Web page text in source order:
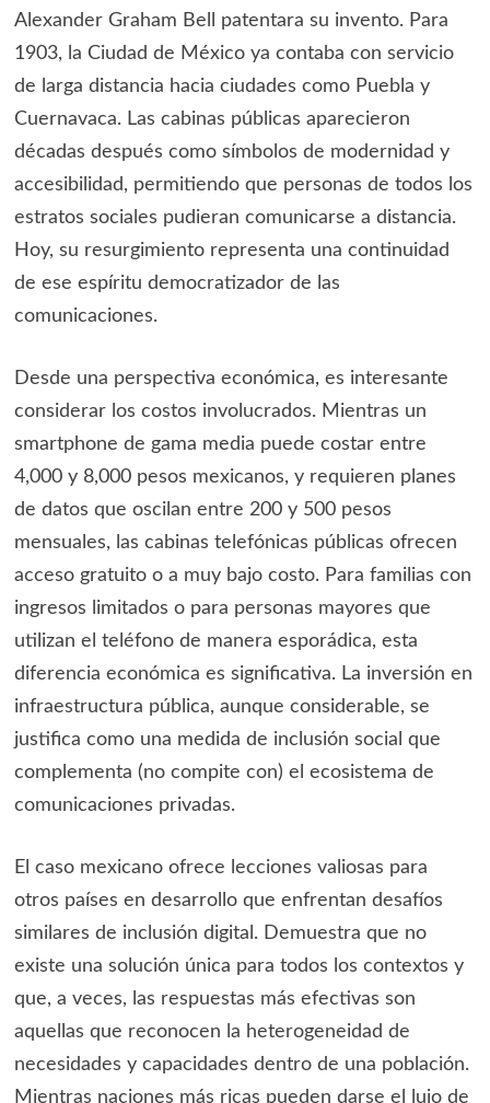
Alexander Graham Bell patentara su invento. Para
1903, la Ciudad de México ya contaba con servicio
de larga distancia hacia ciudades como Puebla y
Cuernavaca. Las cabinas públicas aparecieron
décadas después como símbolos de modernidad y
accesibilidad, permitiendo que personas de todos los
estratos sociales pudieran comunicarse a distancia.
Hoy, su resurgimiento representa una continuidad
de ese espíritu democratizador de las
comunicaciones.
Desde una perspectiva económica, es interesante
considerar los costos involucrados. Mientras un
smartphone de gama media puede costar entre
4,000 y 8,000 pesos mexicanos, y requieren planes
de datos que oscilan entre 200 y 500 pesos
mensuales, las cabinas telefónicas públicas ofrecen
acceso gratuito o a muy bajo costo. Para familias con
ingresos limitados o para personas mayores que
utilizan el teléfono de manera esporádica, esta
diferencia económica es significativa. La inversión en
infraestructura pública, aunque considerable, se
justifica como una medida de inclusión social que
complementa (no compite con) el ecosistema de
comunicaciones privadas.
El caso mexicano ofrece lecciones valiosas para
otros países en desarrollo que enfrentan desafíos
similares de inclusión digital. Demuestra que no
existe una solución única para todos los contextos y
que, a veces, las respuestas más efectivas son
aquellas que reconocen la heterogeneidad de
necesidades y capacidades dentro de una población.
Mientras naciones más ricas pueden darse el lujo de